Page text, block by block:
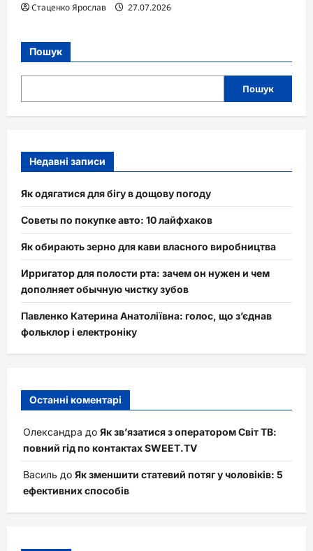
Стаценко Ярослав 27.07.2026
Пошук
Пошук
Недавні записи
Як одягатися для бігу в дощову погоду
Советы по покупке авто: 10 лайфхаков
Як обирають зерно для кави власного виробництва
Ирригатор для полости рта: зачем он нужен и чем
дополняет обычную чистку зубов
Павленко Катерина Анатоліївна: голос, що з’єднав
фольклор і електроніку
Останні коментарі
Олександра до Як зв’язатися з оператором Світ ТВ:
повний гід по контактах SWEET.TV
Василь до Як зменшити статевий потяг у чоловіків: 5
ефективних способів